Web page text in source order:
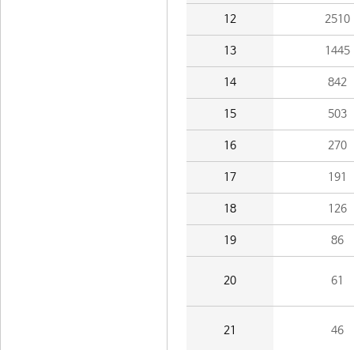
12 2510
13 1445
14 842
15 503
16 270
17 191
18 126
19 86
20 61
21 46